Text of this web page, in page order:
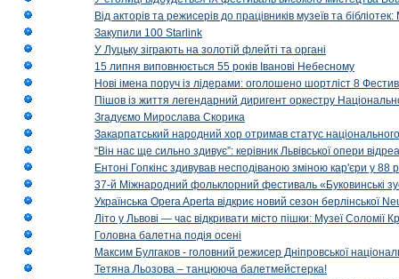
Від акторів та режисерів до працівників музеїв та
Закупили 100 Starlink
У Луцьку зіграють на золотій флейті та органі
15 липня виповнюється 55 років Іванові Небесному
Нові імена поруч із лідерами: оголошено шортліст 8
Пішов із життя легендарний диригент оркестру
Згадуємо Мирослава Скорика
Закарпатський народний хор отримав статус національного
“Він нас ще сильно здивує”: керівник Львівської опери
Ентоні Гопкінс здивував несподіваною зміною кар'єри у 88
37-й Міжнародний фольклорний фестиваль «Буковинські
Українська Opera Aperta відкриє новий сезон берлінської
Літо у Львові — час відкривати місто пішки: Музеї Соломії
Головна балетна подія осені
Максим Булгаков - головний режисер Дніпровської
Тетяна Льозова – танцююча балетмейстерка!